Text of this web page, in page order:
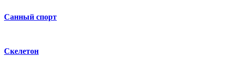
Санный спорт
Скелетон